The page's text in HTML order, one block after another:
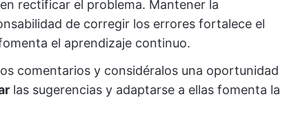
rectificar el problema. Mantener la
de corregir los errores fortalece el
el aprendizaje continuo.
comentarios y considéralos una oportunidad
las sugerencias y adaptarse a ellas fomenta la